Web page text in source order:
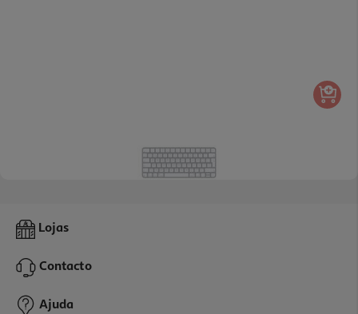
Teclado S/ Fio Apple Mxcl3po/a Magic Keyboard
119,99 €
Lojas
Contacto
Ajuda